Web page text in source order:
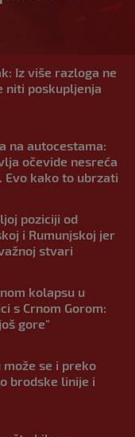
Iz više razloga ne
niti poskupljenja
na autocestama:
očevide nesreća
Evo kako to ubrzati
poziciji od
i Rumunjskoj jer
stvari
kolapsu u
s Crnom Gorom:
gore"
se i preko
brodske linije i